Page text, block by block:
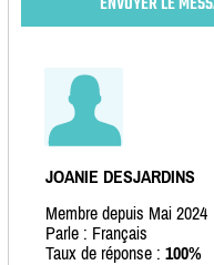
JOANIE DESJARDINS
Membre depuis Mai 2024
Parle : Français
Taux de réponse : 100%